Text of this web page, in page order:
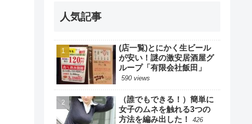
人気記事
(店一覧)とにかく生ビール
が安い！謎の激安居酒屋グ
ループ「有限会社飯田」
590 views
（誰でもできる！）簡単に
女子のムネを触れる3つの
方法を編み出した！
426